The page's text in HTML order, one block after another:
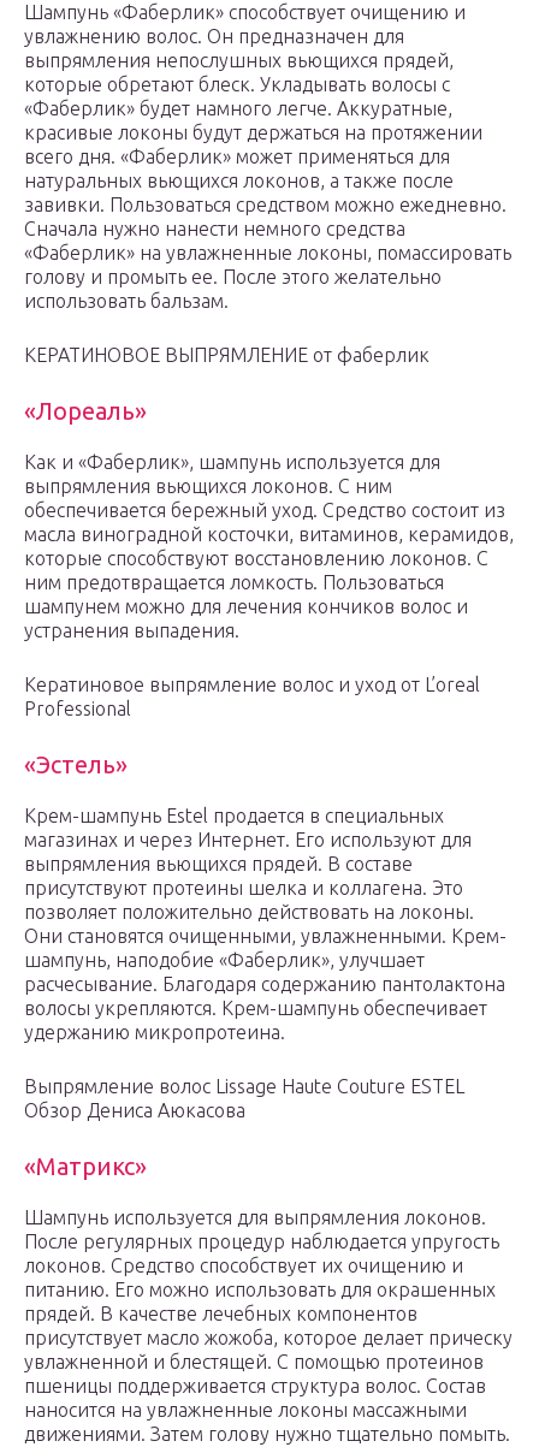
Шампунь «Фаберлик» способствует очищению и
увлажнению волос. Он предназначен для
выпрямления непослушных вьющихся прядей,
которые обретают блеск. Укладывать волосы с
«Фаберлик» будет намного легче. Аккуратные,
красивые локоны будут держаться на протяжении
всего дня. «Фаберлик» может применяться для
натуральных вьющихся локонов, а также после
завивки. Пользоваться средством можно ежедневно.
Сначала нужно нанести немного средства
«Фаберлик» на увлажненные локоны, помассировать
голову и промыть ее. После этого желательно
использовать бальзам.
КЕРАТИНОВОЕ ВЫПРЯМЛЕНИЕ от фаберлик
«Лореаль»
Как и «Фаберлик», шампунь используется для
выпрямления вьющихся локонов. С ним
обеспечивается бережный уход. Средство состоит из
масла виноградной косточки, витаминов, керамидов,
которые способствуют восстановлению локонов. С
ним предотвращается ломкость. Пользоваться
шампунем можно для лечения кончиков волос и
устранения выпадения.
Кератиновое выпрямление волос и уход от L’oreal
Professional
«Эстель»
Крем-шампунь Estel продается в специальных
магазинах и через Интернет. Его используют для
выпрямления вьющихся прядей. В составе
присутствуют протеины шелка и коллагена. Это
позволяет положительно действовать на локоны.
Они становятся очищенными, увлажненными. Крем-
шампунь, наподобие «Фаберлик», улучшает
расчесывание. Благодаря содержанию пантолактона
волосы укрепляются. Крем-шампунь обеспечивает
удержанию микропротеина.
Выпрямление волос Lissage Haute Couture ESTEL
Обзор Дениса Аюкасова
«Матрикс»
Шампунь используется для выпрямления локонов.
После регулярных процедур наблюдается упругость
локонов. Средство способствует их очищению и
питанию. Его можно использовать для окрашенных
прядей. В качестве лечебных компонентов
присутствует масло жожоба, которое делает прическу
увлажненной и блестящей. С помощью протеинов
пшеницы поддерживается структура волос. Состав
наносится на увлажненные локоны массажными
движениями. Затем голову нужно тщательно помыть.